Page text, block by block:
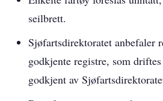
seilbrett.
Sjøfartsdirektoratet anbefaler
godkjente registre, som
godkjent av